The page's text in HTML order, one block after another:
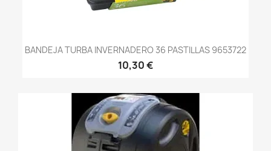
BANDEJA TURBA INVERNADERO 36 PASTILLAS 9653722
10,30 €